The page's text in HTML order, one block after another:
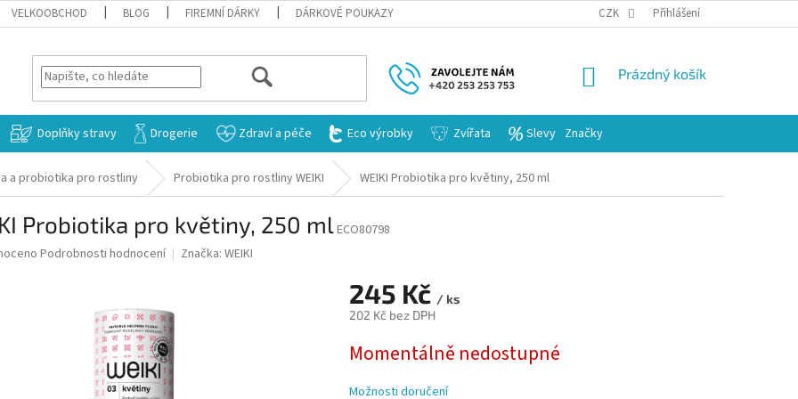
VELKOOBCHOD BLOG FIREMNÍ DÁRKY DÁRKOVÉ POUKAZY CZK Přihlášení
HLEDAT
NÁKUPNÍ
Prázdný košík
Doplňky stravy Drogerie Zdraví a péče Eco výrobky Zvířata Slevy Značky
a probiotika pro rostliny Probiotika pro rostliny WEIKI WEIKI Probiotika pro květiny, 250 ml
Probiotika pro květiny, 250 mlECO80798
Podrobnosti hodnocení Značka: WEIKI
245 Kč / ks
202 Kč bez DPH
cena:
Momentálně nedostupné
Možnosti doručení